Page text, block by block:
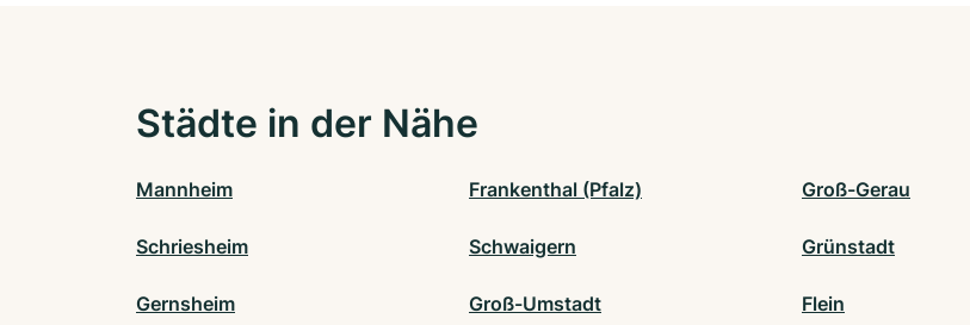
Städte in der Nähe
Mannheim Frankenthal (Pfalz) Groß-Gerau
Schriesheim Schwaigern Grünstadt
Gernsheim Groß-Umstadt Flein